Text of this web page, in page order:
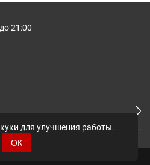
21:00
для улучшения работы.
ОК